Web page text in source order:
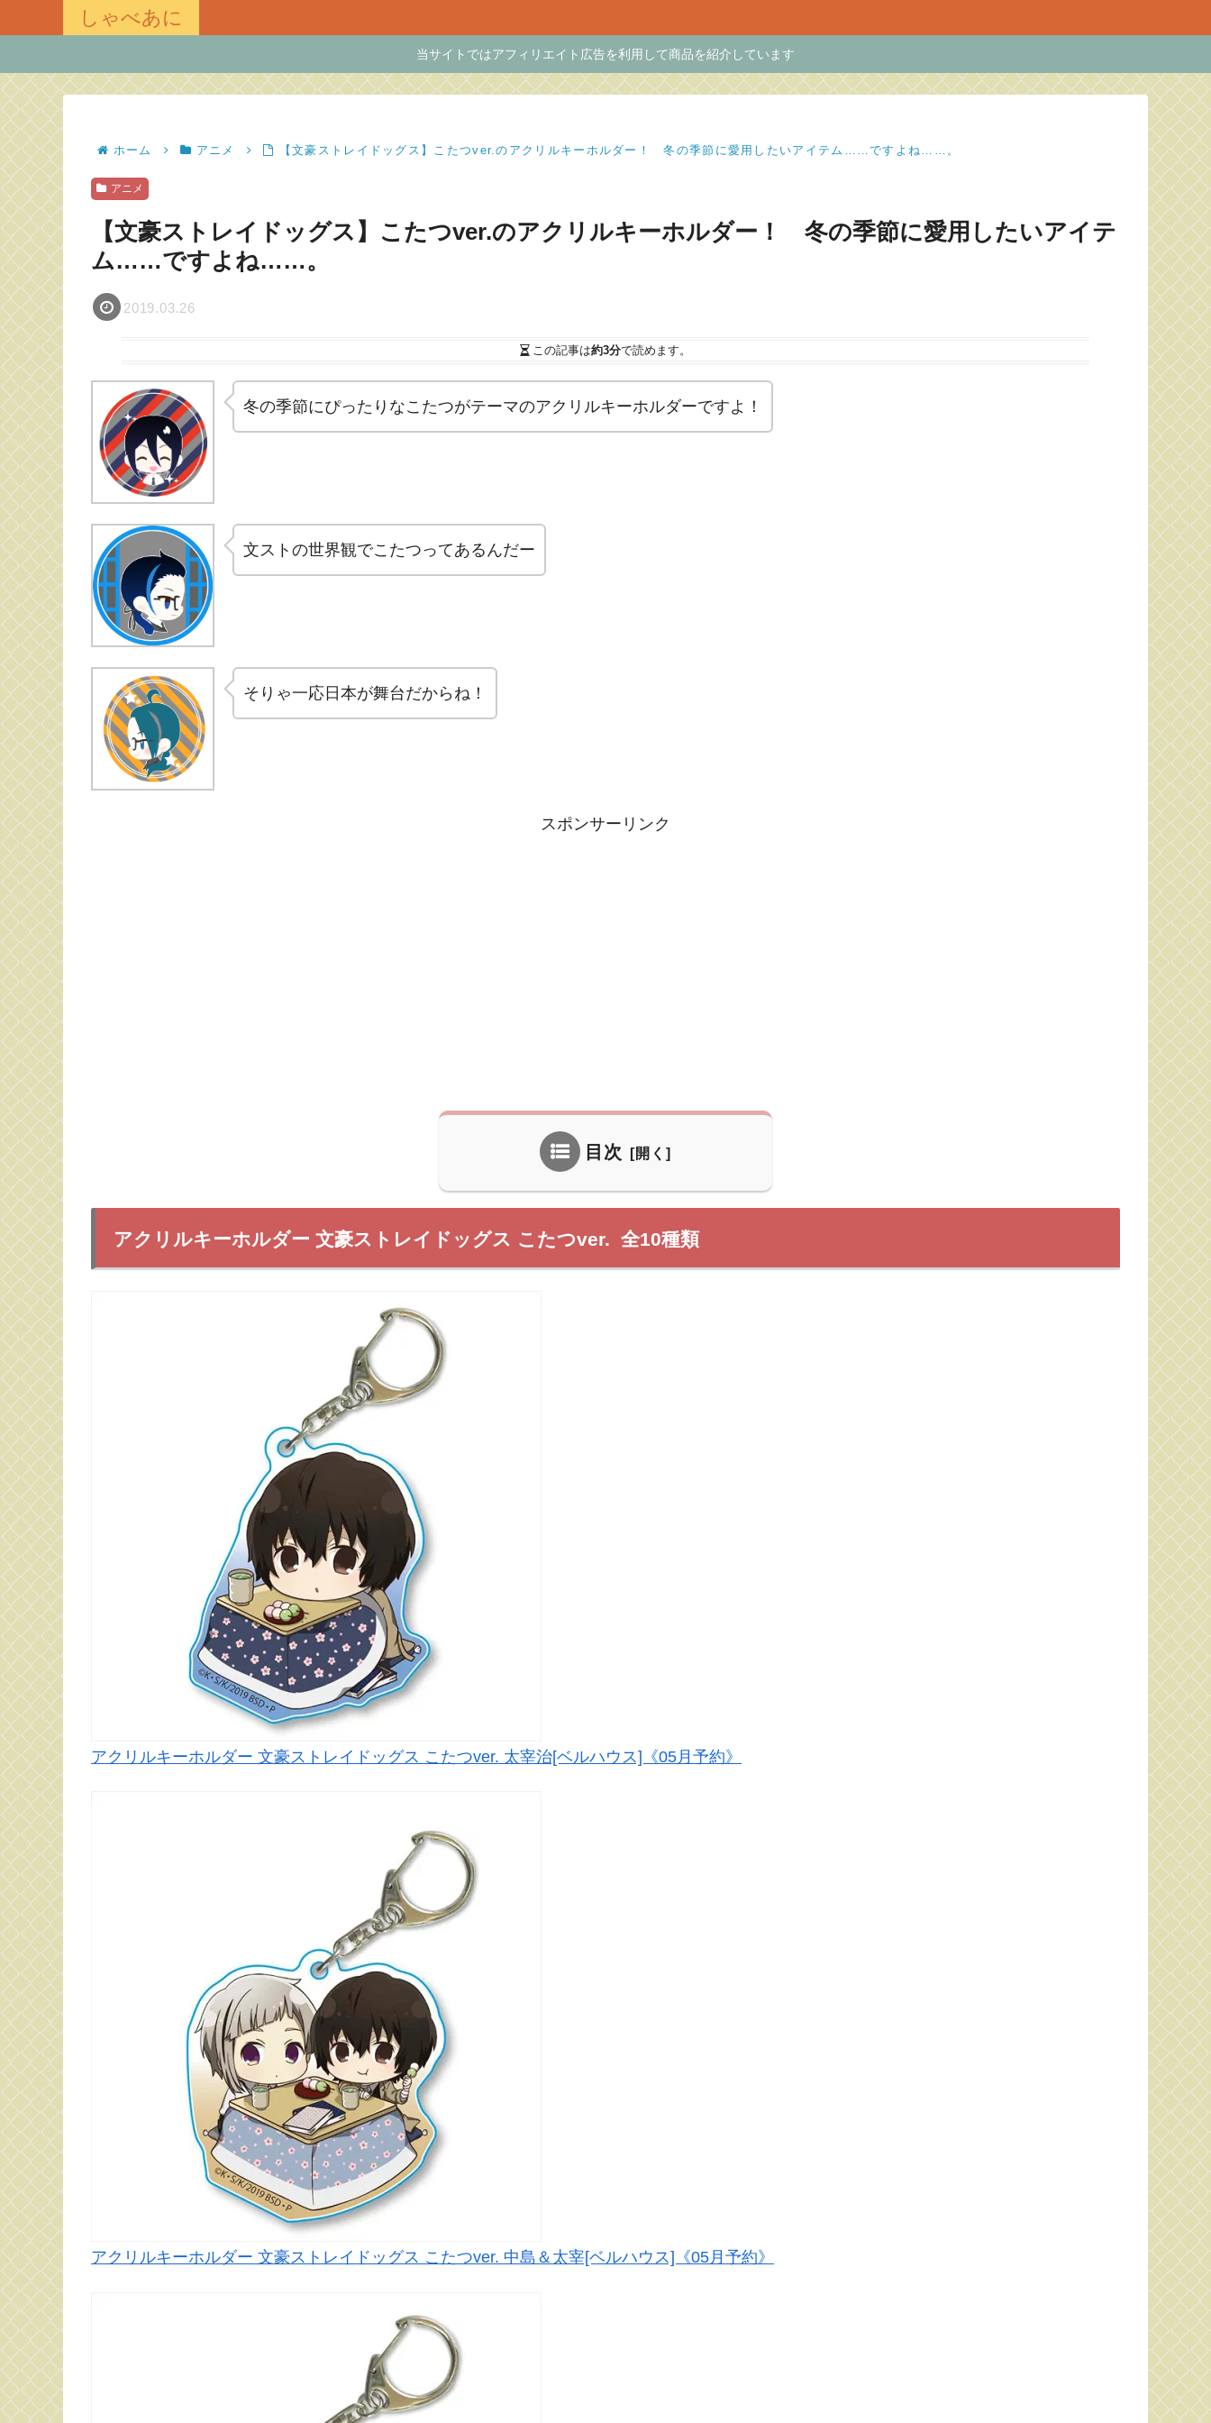
しゃべあに
当サイトではアフィリエイト広告を利用して商品を紹介しています
ホーム アニメ 【文豪ストレイドッグス】こたつver.のアクリルキーホルダー！ 冬の季節に愛用したいアイテム……ですよね……。
アニメ
【文豪ストレイドッグス】こたつver.のアクリルキーホルダー！ 冬の季節に愛用したいアイテ
ム……ですよね……。
2019.03.26
この記事は約3分で読めます。
冬の季節にぴったりなこたつがテーマのアクリルキーホルダーですよ！
文ストの世界観でこたつってあるんだー
そりゃ一応日本が舞台だからね！
スポンサーリンク
目次
アクリルキーホルダー 文豪ストレイドッグス こたつver. 全10種類
アクリルキーホルダー 文豪ストレイドッグス こたつver. 太宰治[ベルハウス]《05月予約》
アクリルキーホルダー 文豪ストレイドッグス こたつver. 中島＆太宰[ベルハウス]《05月予約》